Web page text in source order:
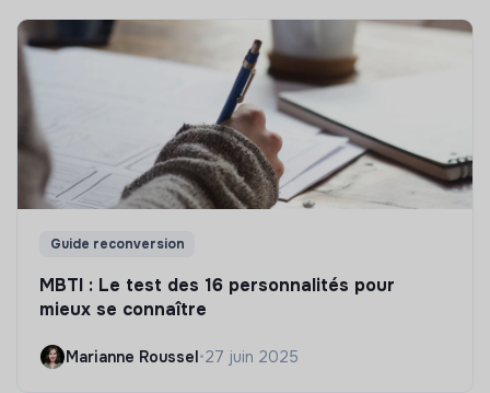
Guide reconversion
MBTI : Le test des 16 personnalités pour
mieux se connaître
Marianne Roussel•27 juin 2025